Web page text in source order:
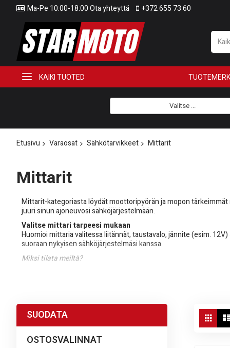
Ma-Pe 10:00-18:00 Ota yhteyttä +372 655 73 60
KAIKI TUOTED
Valitse ...
Etusivu Varaosat Sähkötarvikkeet Mittarit
Mittarit
Mittarit-kategoriasta löydät moottoripyörän ja mopon
juuri sinun ajoneuvosi sähköjärjestelmään.
Valitse mittari tarpeesi mukaan
Huomioi mittaria valitessa liitännät, taustavalo, jännite (esim.
suoraan nykyisen sähköjärjestelmäsi kanssa.
Miksi tilata meiltä?
Mahdollisuus yhdistää muut sähkötarvikkeet samaan
View
as
SUODATA
OSTOSVALINNAT